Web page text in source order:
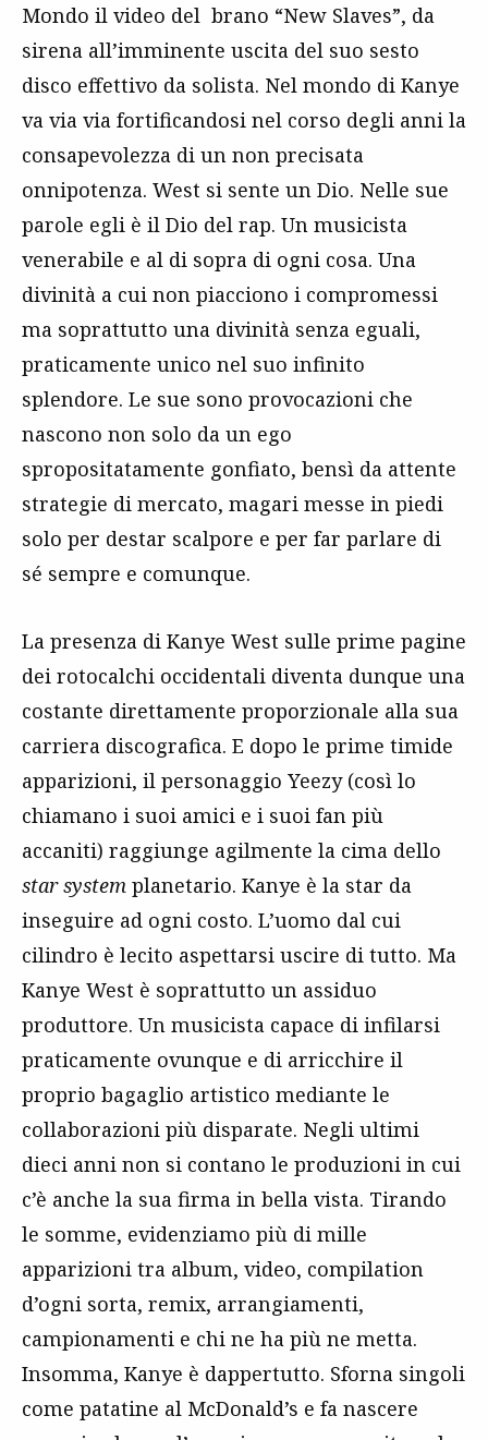
Mondo il video del brano “New Slaves”, da
sirena all’imminente uscita del suo sesto
disco effettivo da solista. Nel mondo di Kanye
va via via fortificandosi nel corso degli anni la
consapevolezza di un non precisata
onnipotenza. West si sente un Dio. Nelle sue
parole egli è il Dio del rap. Un musicista
venerabile e al di sopra di ogni cosa. Una
divinità a cui non piacciono i compromessi
ma soprattutto una divinità senza eguali,
praticamente unico nel suo infinito
splendore. Le sue sono provocazioni che
nascono non solo da un ego
spropositatamente gonfiato, bensì da attente
strategie di mercato, magari messe in piedi
solo per destar scalpore e per far parlare di
sé sempre e comunque.
La presenza di Kanye West sulle prime pagine
dei rotocalchi occidentali diventa dunque una
costante direttamente proporzionale alla sua
carriera discografica. E dopo le prime timide
apparizioni, il personaggio Yeezy (così lo
chiamano i suoi amici e i suoi fan più
accaniti) raggiunge agilmente la cima dello
star system planetario. Kanye è la star da
inseguire ad ogni costo. L’uomo dal cui
cilindro è lecito aspettarsi uscire di tutto. Ma
Kanye West è soprattutto un assiduo
produttore. Un musicista capace di infilarsi
praticamente ovunque e di arricchire il
proprio bagaglio artistico mediante le
collaborazioni più disparate. Negli ultimi
dieci anni non si contano le produzioni in cui
c’è anche la sua firma in bella vista. Tirando
le somme, evidenziamo più di mille
apparizioni tra album, video, compilation
d’ogni sorta, remix, arrangiamenti,
campionamenti e chi ne ha più ne metta.
Insomma, Kanye è dappertutto. Sforna singoli
come patatine al McDonald’s e fa nascere